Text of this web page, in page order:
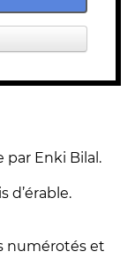
par Enki Bilal.
d’érable.
numérotés et